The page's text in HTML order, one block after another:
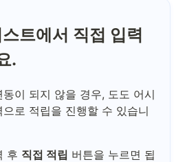
트에서 직접 입력
.
이 되지 않을 경우, 도도 어시
로 적립을 진행할 수 있습니
후 직접 적립 버튼을 누르면 됩